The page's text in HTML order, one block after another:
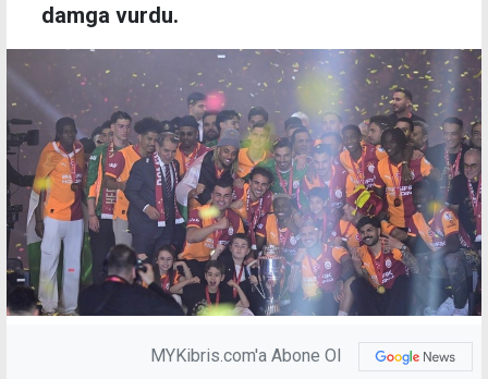
damga vurdu.
MYKibris.com'a Abone Ol